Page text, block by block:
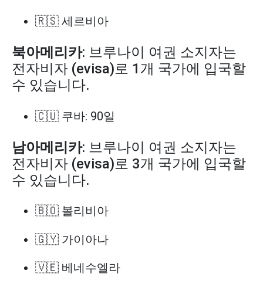
🇷🇸 세르비아
북아메리카: 브루나이 여권 소지자는
전자비자 (evisa)로 1개 국가에 입국할
수 있습니다.
🇨🇺 쿠바: 90일
남아메리카: 브루나이 여권 소지자는
전자비자 (evisa)로 3개 국가에 입국할
수 있습니다.
🇧🇴 볼리비아
🇬🇾 가이아나
🇻🇪 베네수엘라